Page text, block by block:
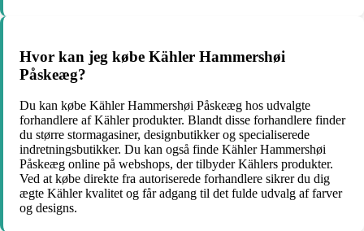
Hvor kan jeg købe Kähler Hammershøi
Påskeæg?
Du kan købe Kähler Hammershøi Påskeæg hos udvalgte
forhandlere af Kähler produkter. Blandt disse forhandlere finder
du større stormagasiner, designbutikker og specialiserede
indretningsbutikker. Du kan også finde Kähler Hammershøi
Påskeæg online på webshops, der tilbyder Kählers produkter.
Ved at købe direkte fra autoriserede forhandlere sikrer du dig
ægte Kähler kvalitet og får adgang til det fulde udvalg af farver
og designs.